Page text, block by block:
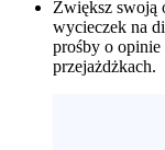
Zwiększ swoją
wycieczek na
prośby o
przejażdżkach.